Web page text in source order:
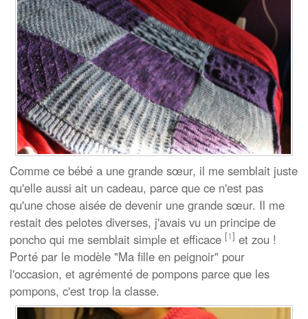
Comme ce bébé a une grande sœur, il me semblait juste
qu'elle aussi ait un cadeau, parce que ce n'est pas
qu'une chose aisée de devenir une grande sœur. Il me
restait des pelotes diverses, j'avais vu un principe de
poncho qui me semblait simple et efficace [1] et zou !
Porté par le modèle "Ma fille en peignoir" pour
l'occasion, et agrémenté de pompons parce que les
pompons, c'est trop la classe.